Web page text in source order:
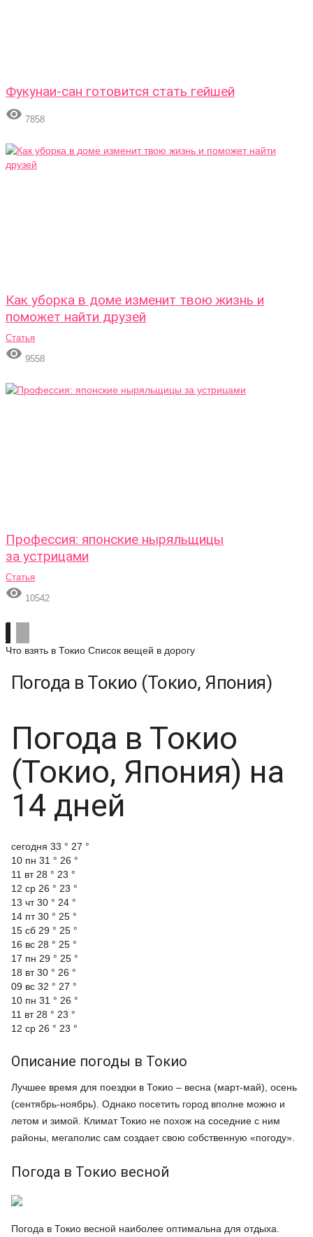
Фукунаи-сан готовится стать гейшей
 7858
Как уборка в доме изменит твою жизнь и
поможет найти друзей
Статья
 9558
Профессия: японские ныряльщицы
за устрицами
Статья
 10542
Что взять в Токио Список вещей в дорогу
Погода в Токио (Токио, Япония)
Погода в Токио
(Токио, Япония) на
14 дней
cегодня 33 ° 27 °
10 пн 31 ° 26 °
11 вт 28 ° 23 °
12 ср 26 ° 23 °
13 чт30 ° 24 °
14 пт30 ° 25 °
15 сб 29 ° 25 °
16 вс 28 ° 25 °
17 пн 29 ° 25 °
18 вт30 ° 26 °
09 вс 32 ° 27 °
10 пн 31 ° 26 °
11 вт 28 ° 23 °
12 ср 26 ° 23 °
Описание погоды в Токио
Лучшее время для поездки в Токио – весна (март-май), осень
(сентябрь-ноябрь). Однако посетить город вполне можно и
летом и зимой. Климат Токио не похож на соседние с ним
районы, мегаполис сам создает свою собственную «погоду».
Погода в Токио весной
Погода в Токио весной наиболее оптимальна для отдыха.